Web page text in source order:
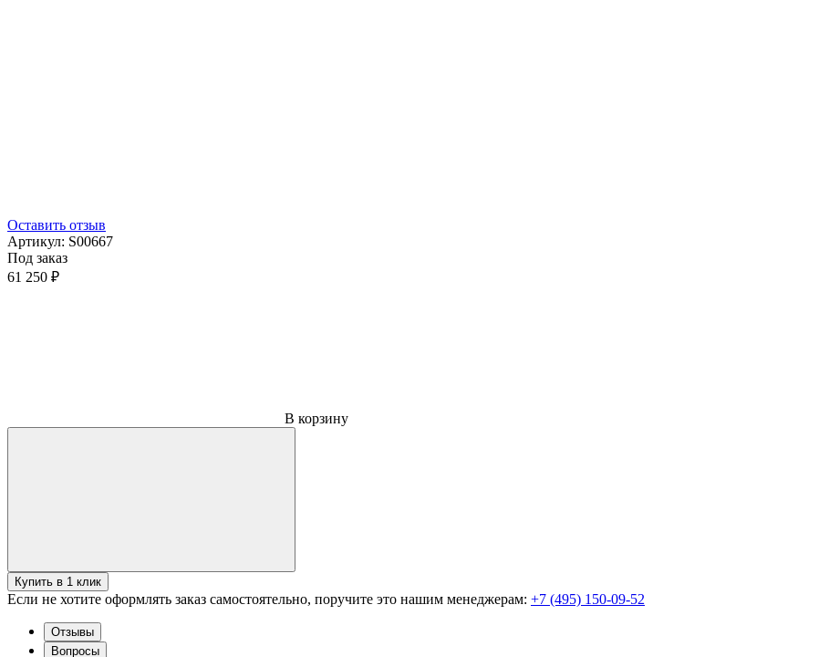
Оставить отзыв
Артикул: S00667
Под заказ
61 250 ₽
В корзину
Купить в 1 клик
Если не хотите оформлять заказ самостоятельно, поручите это нашим менеджерам: +7 (495) 150-09-52
Отзывы
Вопросы